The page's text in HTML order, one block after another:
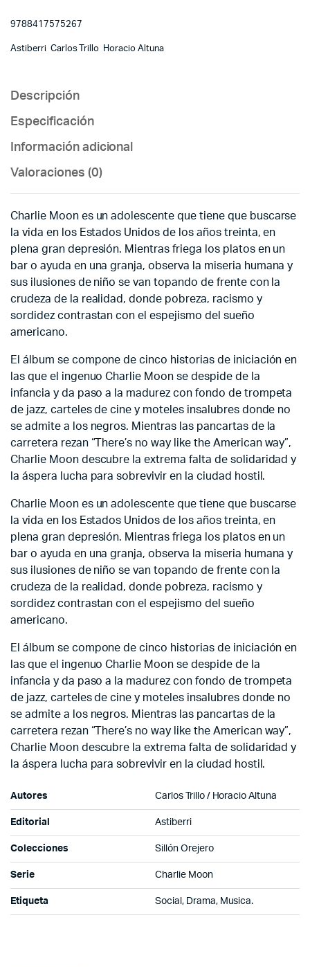
9788417575267
Astiberri Carlos Trillo Horacio Altuna
Descripción
Especificación
Información adicional
Valoraciones (0)
Charlie Moon es un adolescente que tiene que buscarse
la vida en los Estados Unidos de los años treinta, en
plena gran depresión. Mientras friega los platos en un
bar o ayuda en una granja, observa la miseria humana y
sus ilusiones de niño se van topando de frente con la
crudeza de la realidad, donde pobreza, racismo y
sordidez contrastan con el espejismo del sueño
americano.
El álbum se compone de cinco historias de iniciación en
las que el ingenuo Charlie Moon se despide de la
infancia y da paso a la madurez con fondo de trompeta
de jazz, carteles de cine y moteles insalubres donde no
se admite a los negros. Mientras las pancartas de la
carretera rezan “There’s no way like the American way”,
Charlie Moon descubre la extrema falta de solidaridad y
la áspera lucha para sobrevivir en la ciudad hostil.
Charlie Moon es un adolescente que tiene que buscarse
la vida en los Estados Unidos de los años treinta, en
plena gran depresión. Mientras friega los platos en un
bar o ayuda en una granja, observa la miseria humana y
sus ilusiones de niño se van topando de frente con la
crudeza de la realidad, donde pobreza, racismo y
sordidez contrastan con el espejismo del sueño
americano.
El álbum se compone de cinco historias de iniciación en
las que el ingenuo Charlie Moon se despide de la
infancia y da paso a la madurez con fondo de trompeta
de jazz, carteles de cine y moteles insalubres donde no
se admite a los negros. Mientras las pancartas de la
carretera rezan “There’s no way like the American way”,
Charlie Moon descubre la extrema falta de solidaridad y
la áspera lucha para sobrevivir en la ciudad hostil.
Autores Carlos Trillo / Horacio Altuna
Editorial Astiberri
Colecciones Sillón Orejero
Serie Charlie Moon
Etiqueta Social, Drama, Musica.